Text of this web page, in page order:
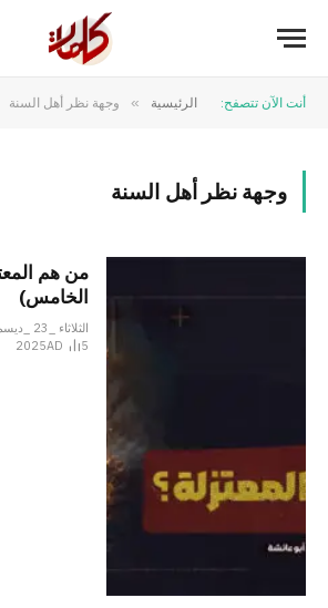
أنت الآن تتصفح: الرئيسية » وجهة نظر أهل السنة
وجهة نظر أهل السنة
من هم
الخامس)
2025AD
5